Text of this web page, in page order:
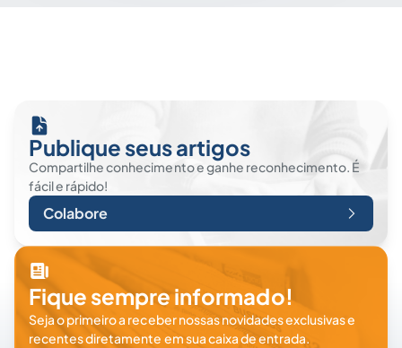
Publique seus artigos
Compartilhe conhecimento e ganhe reconhecimento. É
fácil e rápido!
Colabore
Fique sempre informado!
Seja o primeiro a receber nossas novidades exclusivas e
recentes diretamente em sua caixa de entrada.